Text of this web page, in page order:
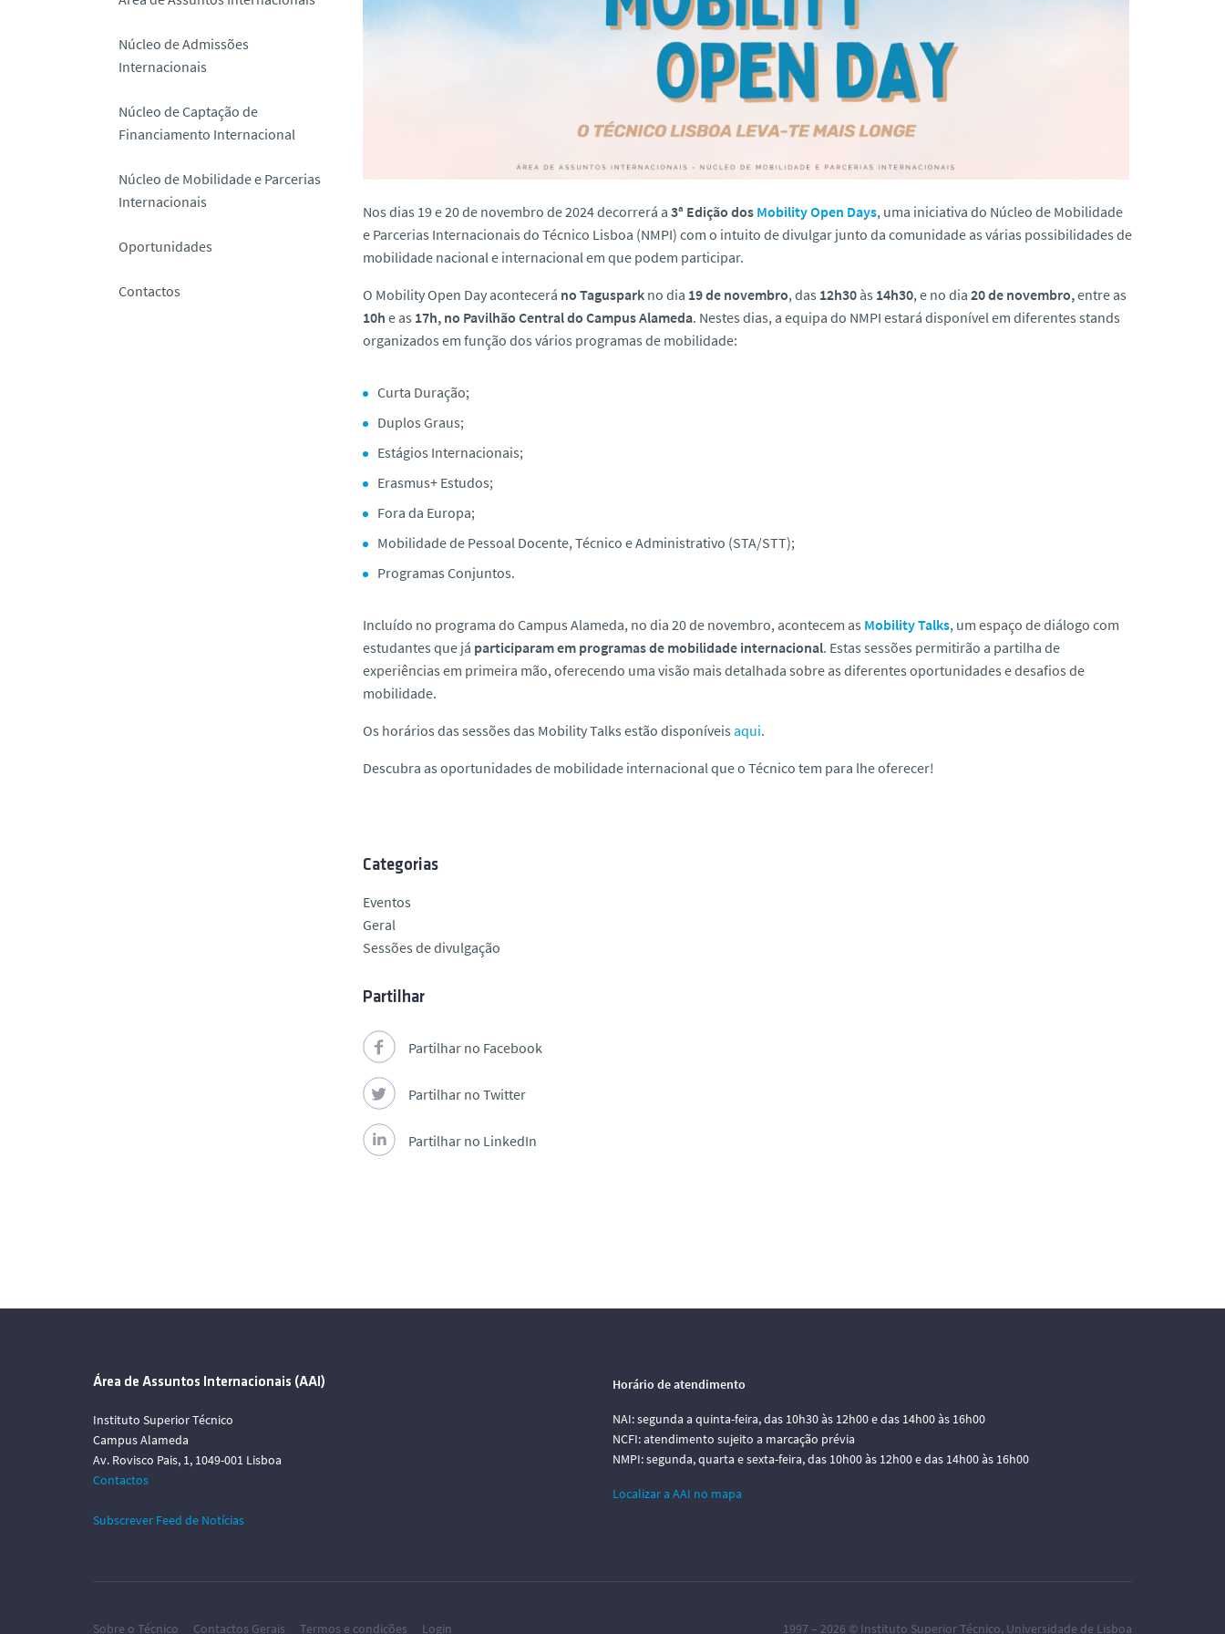
Núcleo de Admissões
Internacionais
Núcleo de Captação de
Financiamento Internacional
Núcleo de Mobilidade e Parcerias
Internacionais
Oportunidades
Contactos
Nos dias 19 e 20 de novembro de 2024 decorrerá a 3ª Edição dos Mobility Open Days, uma iniciativa do Núcleo de Mobilidade
e Parcerias Internacionais do Técnico Lisboa (NMPI) com o intuito de divulgar junto da comunidade as várias possibilidades de
mobilidade nacional e internacional em que podem participar.
O Mobility Open Day acontecerá no Taguspark no dia 19 de novembro, das 12h30 às 14h30, e no dia 20 de novembro,entre as
10h e as 17h, no Pavilhão Central do Campus Alameda. Nestes dias, a equipa do NMPI estará disponível em diferentes stands
organizados em função dos vários programas de mobilidade:
Curta Duração;
Duplos Graus;
Estágios Internacionais;
Erasmus+ Estudos;
Fora da Europa;
Mobilidade de Pessoal Docente, Técnico e Administrativo (STA/STT);
Programas Conjuntos.
Incluído no programa do Campus Alameda, no dia 20 de novembro, acontecem as Mobility Talks, um espaço de diálogo com
estudantes que já participaram em programas de mobilidade internacional. Estas sessões permitirão a partilha de
experiências em primeira mão, oferecendo uma visão mais detalhada sobre as diferentes oportunidades e desafios de
mobilidade.
Os horários das sessões das Mobility Talks estão disponíveis aqui.
Descubra as oportunidades de mobilidade internacional que o Técnico tem para lhe oferecer!
Categorias
Eventos
Geral
Sessões de divulgação
Partilhar
Partilhar no Facebook
Partilhar no Twitter
Partilhar no LinkedIn
Área de Assuntos Internacionais (AAI)
Instituto Superior Técnico
Campus Alameda
Av. Rovisco Pais, 1, 1049-001 Lisboa
Contactos
Subscrever Feed de Notícias
Horário de atendimento
NAI: segunda a quinta-feira, das 10h30 às 12h00 e das 14h00 às 16h00
NCFI: atendimento sujeito a marcação prévia
NMPI: segunda, quarta e sexta-feira, das 10h00 às 12h00 e das 14h00 às 16h00
Localizar a AAI no mapa
Sobre o Técnico Contactos Gerais Termos e condições Login 1997 – 2026 © Instituto Superior Técnico, Universidade de Lisboa